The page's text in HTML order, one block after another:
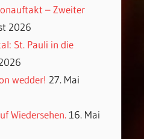
– Zweiter
2026
St. Pauli in die
wedder! 27. Mai
Wiedersehen. 16. Mai